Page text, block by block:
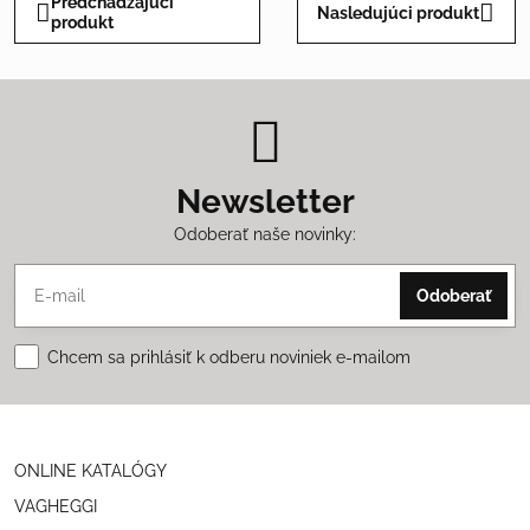
produkt
Nasledujúci produkt
Newsletter
Odoberať naše novinky:
Odoberať
Chcem sa prihlásiť k odberu noviniek e-mailom
ONLINE KATALÓGY
VAGHEGGI